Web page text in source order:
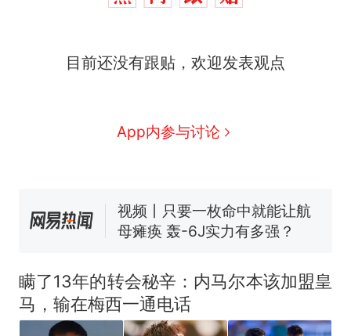
目前还没有跟贴，欢迎发表观点
App内参与讨论
全部作废，公平么？
国大使骑行绕了几乎整个国境
搬家报价570元，搬到楼下交
空调24小时开着反而更省电？
电力部门回应
试前13名均遭淘汰？教育局：
已叫停招聘，成立调查组全面
核查
热
十多万人报名的考试，成绩
全部作废，公平么？
瞒了13年的转会秘辛：内马尔本该加盟皇
马，输在梅西一通电话